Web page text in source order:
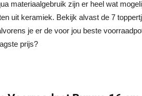
materiaalgebruik zijn er heel wat
uit keramiek. Bekijk alvast de 7
je er de voor jou beste
prijs?